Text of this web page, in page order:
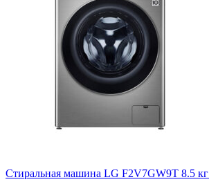
Стиральная машина LG F2V7GW9T 8.5 кг